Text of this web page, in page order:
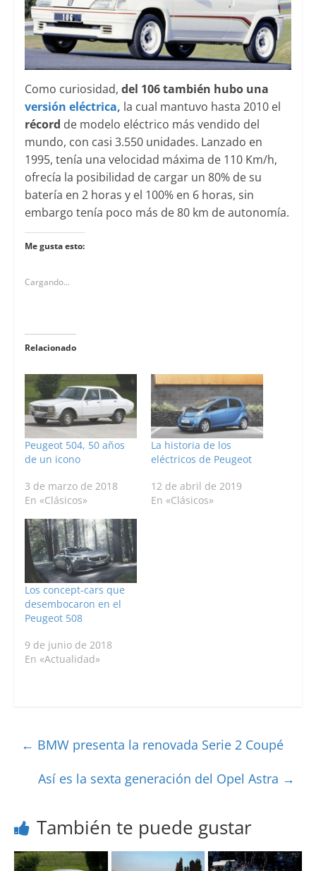
Como curiosidad, del 106 también hubo una
versión eléctrica, la cual mantuvo hasta 2010 el
récord de modelo eléctrico más vendido del
mundo, con casi 3.550 unidades. Lanzado en
1995, tenía una velocidad máxima de 110 Km/h,
ofrecía la posibilidad de cargar un 80% de su
batería en 2 horas y el 100% en 6 horas, sin
embargo tenía poco más de 80 km de autonomía.
Me gusta esto:
Cargando...
Relacionado
Peugeot 504, 50 años
de un icono
3 de marzo de 2018
En «Clásicos»
La historia de los
eléctricos de Peugeot
12 de abril de 2019
En «Clásicos»
Los concept-cars que
desembocaron en el
Peugeot 508
9 de junio de 2018
En «Actualidad»
← BMW presenta la renovada Serie 2 Coupé
Así es la sexta generación del Opel Astra →
También te puede gustar